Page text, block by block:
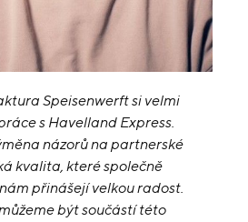
Speisenwerft si velmi
s Havelland Express.
názorů na partnerské
kvalita, které společně
přinášejí velkou radost.
být součástí této